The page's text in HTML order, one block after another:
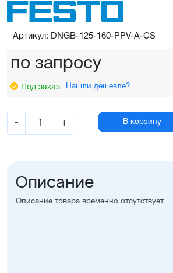
по запросу
Под заказ Нашли дешевле?
- + В корзину
Артикул: DNGB-125-160-PPV-A-CS
Описание
Описание товара временно отсутствует